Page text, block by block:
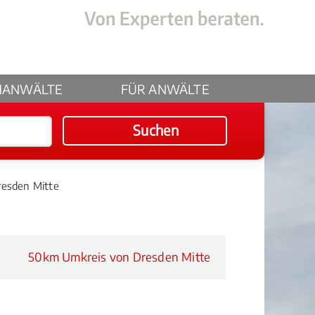
FÜR ANWÄLTE
Suchen
Mitte
50km Umkreis von Dresden Mitte